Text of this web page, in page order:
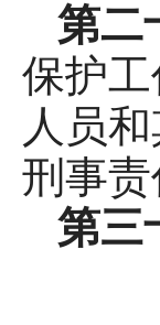
第二
保护
人员
刑事责
第三